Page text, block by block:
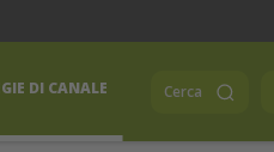
DI CANALE Cerca